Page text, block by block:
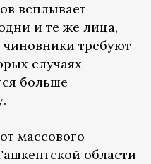
всплывает
и те же лица,
чиновники требуют
случаях
больше
массового
области